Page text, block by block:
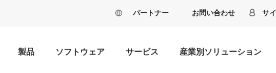
パートナー お問い合わせ サ
製品 ソフトウェア サービス 産業別ソリューション